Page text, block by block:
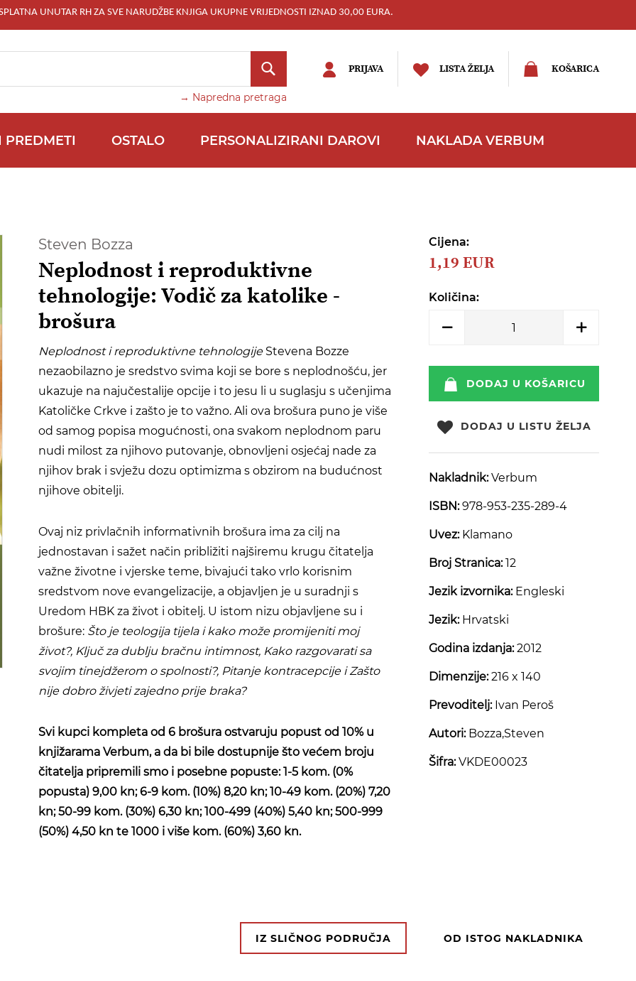
UNUTAR RH ZA SVE NARUDŽBE KNJIGA UKUPNE VRIJEDNOSTI IZNAD 30,00 EURA.
KOŠARICA
LISTA ŽELJA
→ Napredna pretraga
TRAŽI
PRIJAVA
PREDMETI OSTALO PERSONALIZIRANI DAROVI NAKLADA VERBUM
Cijena:
1,19 EUR
Količina:
DODAJ U KOŠARICU
DODAJ U LISTU ŽELJA
Nakladnik: Verbum
ISBN:978-953-235-289-4
Uvez:Klamano
Broj Stranica:12
Jezik izvornika:Engleski
Jezik:Hrvatski
Godina izdanja:2012
Dimenzije:216 x 140
Prevoditelj:Ivan Peroš
Autori:Bozza,Steven
Šifra:VKDE00023
Steven Bozza
Neplodnost i reproduktivne
tehnologije: Vodič za katolike -
brošura
Neplodnost i reproduktivne tehnologije Stevena Bozze
nezaobilazno je sredstvo svima koji se bore s neplodnošću, jer
ukazuje na najučestalije opcije i to jesu li u suglasju s učenjima
Katoličke Crkve i zašto je to važno. Ali ova brošura puno je više
od samog popisa mogućnosti, ona svakom neplodnom paru
nudi milost za njihovo putovanje, obnovljeni osjećaj nade za
njihov brak i svježu dozu optimizma s obzirom na budućnost
njihove obitelji.
Ovaj niz privlačnih informativnih brošura ima za cilj na
jednostavan i sažet način približiti najširemu krugu čitatelja
važne životne i vjerske teme, bivajući tako vrlo korisnim
sredstvom nove evangelizacije, a objavljen je u suradnji s
Uredom HBK za život i obitelj. U istom nizu objavljene su i
brošure: Što je teologija tijela i kako može promijeniti moj
život?, Ključ za dublju bračnu intimnost, Kako razgovarati sa
svojim tinejdžerom o spolnosti?, Pitanje kontracepcijei Zašto
nije dobro živjeti zajedno prije braka?
Svi kupci kompleta od 6 brošura ostvaruju popust od 10% u
knjižarama Verbum, a da bi bile dostupnije što većem broju
čitatelja pripremili smo i posebne popuste: 1-5 kom. (0%
popusta) 9,00 kn; 6-9 kom. (10%) 8,20 kn; 10-49 kom. (20%) 7,20
kn; 50-99 kom. (30%) 6,30 kn; 100-499 (40%) 5,40 kn; 500-999
(50%) 4,50 kn te 1000 i više kom. (60%) 3,60 kn.
IZ SLIČNOG PODRUČJA OD ISTOG NAKLADNIKA